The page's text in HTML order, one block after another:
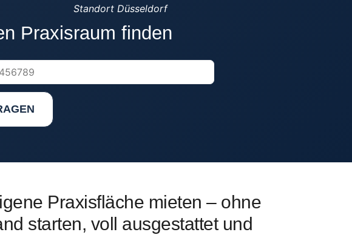
Standort Düsseldorf
Praxisraum finden
Praxisfläche mieten – ohne
starten, voll ausgestattet und